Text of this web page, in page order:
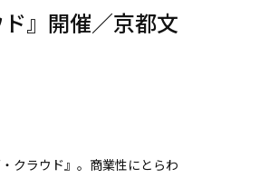
』開催／京都文
クラウド』。商業性にとらわ